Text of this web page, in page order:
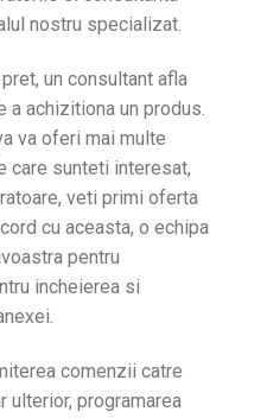
nostru specializat.
un consultant afla
a achizitiona un produs.
va oferi mai multe
care sunteti interesat,
veti primi oferta
cu aceasta, o echipa
pentru
incheierea si
comenzii catre
ulterior, programarea